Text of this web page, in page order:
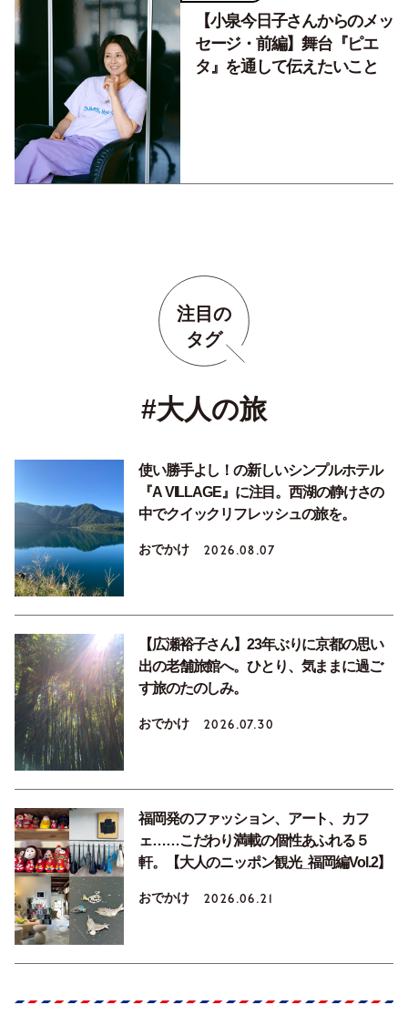
【小泉今日子さんからのメッ
セージ・前編】舞台『ピエ
タ』を通して伝えたいこと
注目の
タグ
#大人の旅
使い勝手よし！の新しいシンプルホテル
『A VILLAGE』に注目。西湖の静けさの
中でクイックリフレッシュの旅を。
おでかけ 2026.08.07
【広瀬裕子さん】23年ぶりに京都の思い
出の老舗旅館へ。ひとり、気ままに過ご
す旅のたのしみ。
おでかけ 2026.07.30
福岡発のファッション、アート、カフ
ェ……こだわり満載の個性あふれる５
軒。【大人のニッポン観光_福岡編Vol.2】
おでかけ 2026.06.21